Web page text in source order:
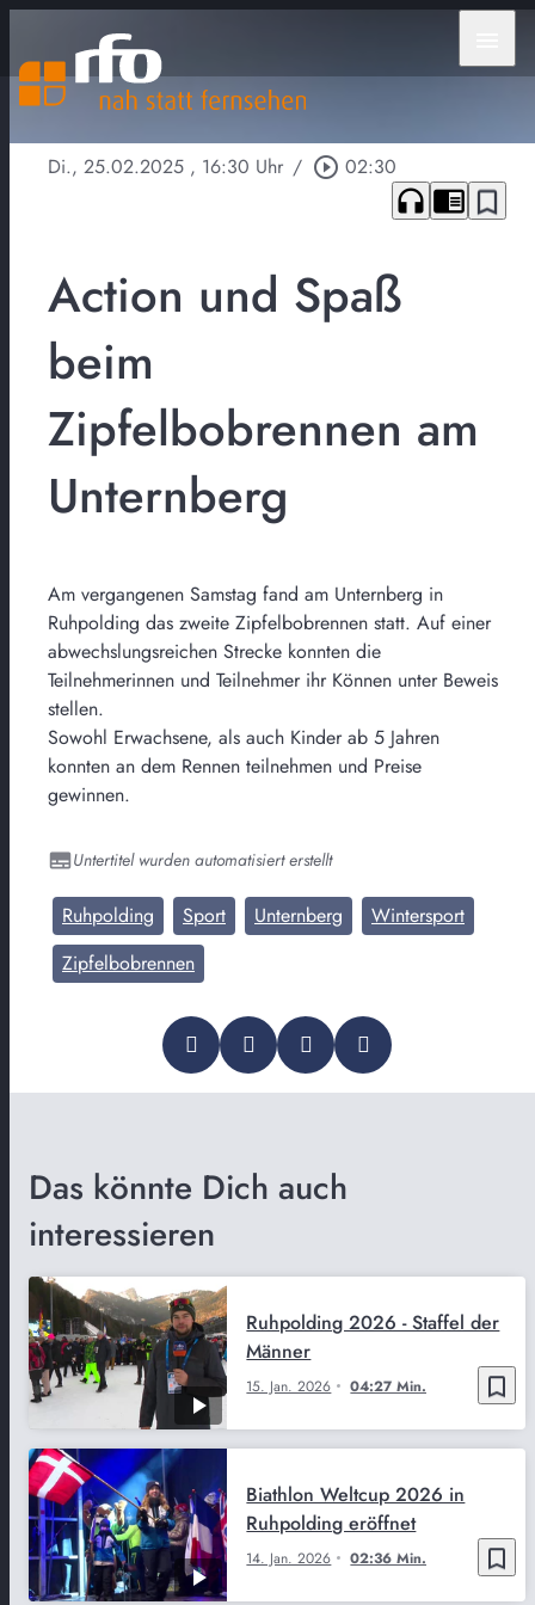
Di., 25.02.2025 , 16:30 Uhr / play_circle_outline 02:30
headphones chrome_reader_mode bookmark_border
Action und Spaß
beim
Zipfelbobrennen am
Unternberg
Am vergangenen Samstag fand am Unternberg in
Ruhpolding das zweite Zipfelbobrennen statt. Auf einer
abwechslungsreichen Strecke konnten die
Teilnehmerinnen und Teilnehmer ihr Können unter Beweis
stellen.
Sowohl Erwachsene, als auch Kinder ab 5 Jahren
konnten an dem Rennen teilnehmen und Preise
gewinnen.
Untertitel wurden automatisiert erstellt
Ruhpolding Sport Unternberg
Wintersport
Zipfelbobrennen
Das könnte Dich auch
interessieren
bookmark_border
15. Jan. 2026 04:27 Min.
Ruhpolding 2026 - Staffel der
Männer
bookmark_border
14. Jan. 2026 02:36 Min.
Biathlon Weltcup 2026 in
Ruhpolding eröffnet